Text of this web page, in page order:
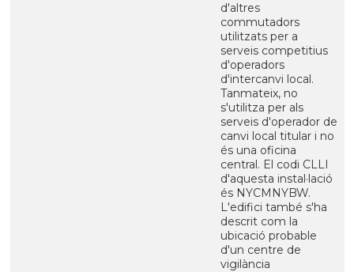
d'altres
commutadors
utilitzats per a
serveis competitius
d'operadors
d'intercanvi local.
Tanmateix, no
s'utilitza per als
serveis d'operador de
canvi local titular i no
és una oficina
central. El codi CLLI
d'aquesta instal·lació
és NYCMNYBW.
L'edifici també s'ha
descrit com la
ubicació probable
d'un centre de
vigilància